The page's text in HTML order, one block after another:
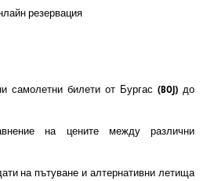
резервация
самолетни билети от Бургас (BOJ) до
на цените между различни
на пътуване и алтернативни летища